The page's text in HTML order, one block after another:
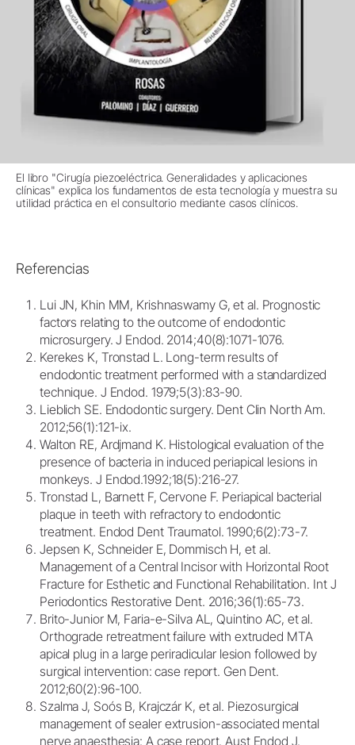
El libro "Cirugía piezoeléctrica. Generalidades y aplicaciones
clínicas" explica los fundamentos de esta tecnología y muestra su
utilidad práctica en el consultorio mediante casos clínicos.
Referencias
Lui JN, Khin MM, Krishnaswamy G, et al. Prognostic
factors relating to the outcome of endodontic
microsurgery. J Endod. 2014;40(8):1071-1076.
Kerekes K, Tronstad L. Long-term results of
endodontic treatment performed with a standardized
technique. J Endod. 1979;5(3):83-90.
Lieblich SE. Endodontic surgery. Dent Clin North Am.
2012;56(1):121-ix.
Walton RE, Ardjmand K. Histological evaluation of the
presence of bacteria in induced periapical lesions in
monkeys. J Endod.1992;18(5):216-27.
Tronstad L, Barnett F, Cervone F. Periapical bacterial
plaque in teeth with refractory to endodontic
treatment. Endod Dent Traumatol. 1990;6(2):73-7.
Jepsen K, Schneider E, Dommisch H, et al.
Management of a Central Incisor with Horizontal Root
Fracture for Esthetic and Functional Rehabilitation. Int J
Periodontics Restorative Dent. 2016;36(1):65-73.
Brito-Junior M, Faria-e-Silva AL, Quintino AC, et al.
Orthograde retreatment failure with extruded MTA
apical plug in a large periradicular lesion followed by
surgical intervention: case report. Gen Dent.
2012;60(2):96-100.
Szalma J, Soós B, Krajczár K, et al. Piezosurgical
management of sealer extrusion-associated mental
nerve anaesthesia: A case report. Aust Endod J.